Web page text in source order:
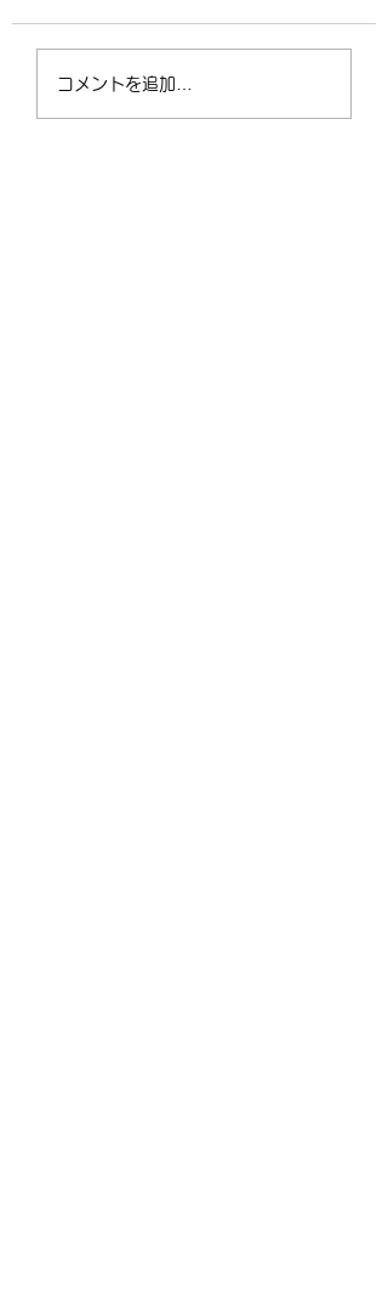
4/2（木）18:30〜
21:00 フリークラス
コメントを追加…